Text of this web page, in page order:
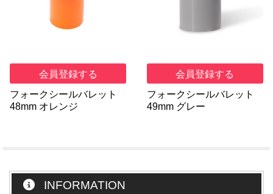
会員登録する
フォークシールバレット
48mm オレンジ
会員登録する
フォークシールバレット
49mm グレー
INFORMATION